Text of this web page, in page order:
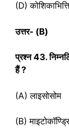
(D) कोशिकाभित्ति
उत्तर- (B)
प्रश्‍न43.
हैं ?
(A) लाइसोसोम
(B)